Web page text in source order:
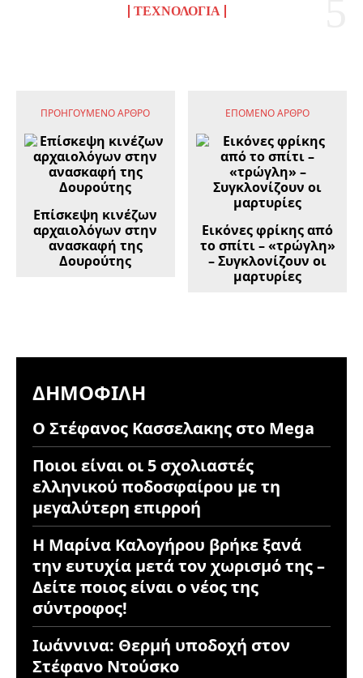
ΤΕΧΝΟΛΟΓΊΑ
ΠΡΟΗΓΟΎΜΕΝΟ ΆΡΘΡΟ
Επίσκεψη κινέζων
αρχαιολόγων στην
ανασκαφή της
Δουρούτης
ΕΠΌΜΕΝΟ ΆΡΘΡΟ
Εικόνες φρίκης από
το σπίτι – «τρώγλη»
– Συγκλονίζουν οι
μαρτυρίες
ΔΗΜΟΦΙΛΉ
Ο Στέφανος Κασσελακης στο Mega
Ποιοι είναι οι 5 σχολιαστές
ελληνικού ποδοσφαίρου με τη
μεγαλύτερη επιρροή
Η Μαρίνα Καλογήρου βρήκε ξανά
την ευτυχία μετά τον χωρισμό της –
Δείτε ποιος είναι ο νέος της
σύντροφος!
Ιωάννινα: Θερμή υποδοχή στον
Στέφανο Ντούσκο